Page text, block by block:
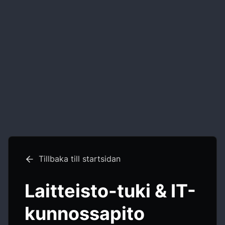
Tillbaka till startsidan
Laitteisto-tuki & IT-
kunnossapito